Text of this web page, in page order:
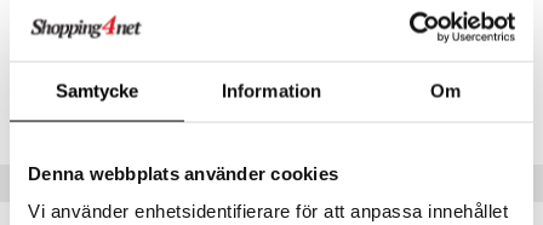
Samtycke Information Om
Denna webbplats använder cookies
Vi använder enhetsidentifierare för att anpassa innehållet
Artikelnr
Lägsta pris senaste 30 dagarna: 378 kr
Populära produkter
& Täcken